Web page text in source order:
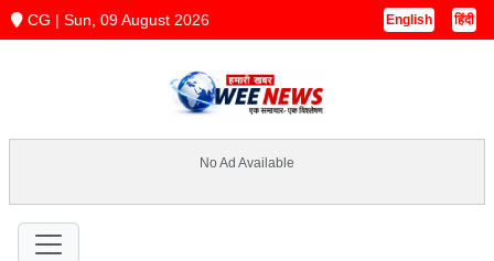
CG | Sun, 09 August 2026 English हिंदी
No Ad Available